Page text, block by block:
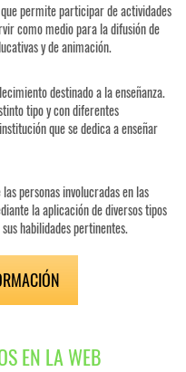
permite participar de actividades
como medio para la difusión de
y de animación.
destinado a la enseñanza.
tipo y con diferentes
que se dedica a enseñar
personas involucradas en las
la aplicación de diversos tipos
habilidades pertinentes.
EN LA WEB